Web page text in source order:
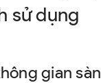
sử dụng
gian sàn